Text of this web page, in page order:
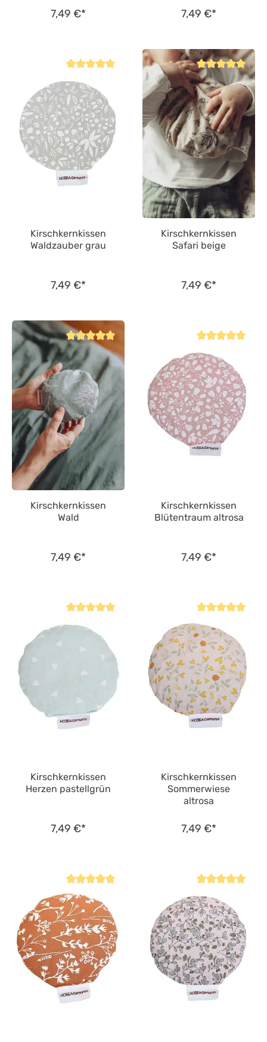
7,49 €* 7,49 €*
Durchschnittliche Bewertung von 5 von 5 Sternen
Kirschkernkissen
Waldzauber grau
7,49 €*
Durchschnittliche
Kirschkernkissen
Safari beige
7,49 €*
Durchschnittliche Bewertung von 5 von 5 Sternen
Kirschkernkissen
Wald
7,49 €*
Kirschkernkissen
Blütentraum altrosa
7,49 €*
Kirschkernkissen
Herzen pastellgrün
7,49 €*
Kirschkernkissen
Sommerwiese
altrosa
7,49 €*
Durchschnittliche Bewertung von 5 von 5 Sternen